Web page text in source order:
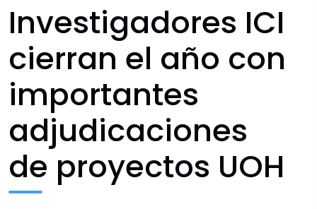
Investigadores ICI
cierran el año con
importantes
adjudicaciones
de proyectos UOH